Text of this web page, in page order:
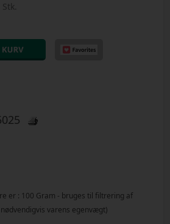
er : 100 Gram - bruges til filtrering af
varens egenvægt)